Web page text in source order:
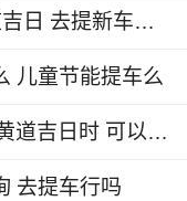
2026年6月10日是不是提车黄道吉日 去提新车好吗
儿童节能提车么
2026年5月29日(四月十三)提车黄道吉日时 可以提车吗
去提车行吗